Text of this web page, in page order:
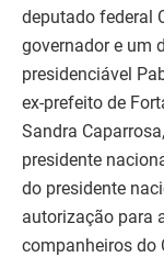
deputado federal
governador e um
presidenciável
ex-prefeito de
Sandra
presidente
do presidente
autorização para
companheiros do